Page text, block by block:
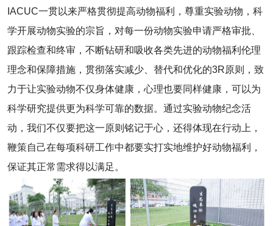
IACUC一贯以来严格贯彻提高动物福利，尊重实验动物，科
学开展动物实验的宗旨，对每一份动物实验申请严格审批、
跟踪检查和终审，不断钻研和吸收各类先进的动物福利伦理
理念和保障措施，贯彻落实减少、替代和优化的3R原则，致
力于让实验动物不仅身体健康，心理也要同样健康，可以为
科学研究提供更为科学可靠的数据。通过实验动物纪念活
动，我们不仅要把这一原则铭记于心，还得体现在行动上，
鞭策自己在每项科研工作中都要实打实地维护好动物福利，
保证其正常需求得以满足。